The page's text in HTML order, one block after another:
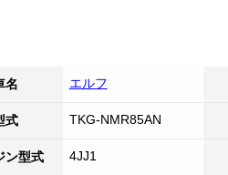
名 エルフ
式 TKG-NMR85AN
ン型式 4JJ1